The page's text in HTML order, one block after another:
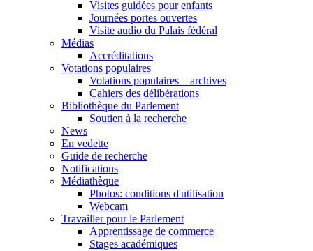
Visites guidées pour enfants
Journées portes ouvertes
Visite audio du Palais fédéral
Médias
Accréditations
Votations populaires
Votations populaires – archives
Cahiers des délibérations
Bibliothèque du Parlement
Soutien à la recherche
News
En vedette
Guide de recherche
Notifications
Médiathèque
Photos: conditions d'utilisation
Webcam
Travailler pour le Parlement
Apprentissage de commerce
Stages académiques